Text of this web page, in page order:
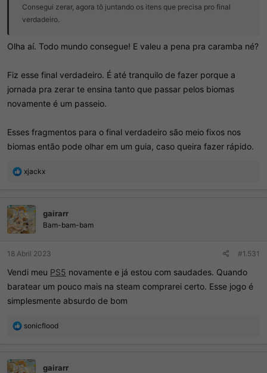
Consegui zerar, agora tô juntando os itens que precisa pro final
verdadeiro.
Olha aí. Todo mundo consegue! E valeu a pena pra caramba né?
Fiz esse final verdadeiro. É até tranquilo de fazer porque a
jornada pra zerar te ensina tanto que passar pelos biomas
novamente é um passeio.
Esses fragmentos para o final verdadeiro são meio fixos nos
biomas então pode olhar em um guia, caso queira fazer rápido.
R
ç
õ
e
s
xjackx
gairarr
Bam-bam-bam
18 Abril 2023 #1.531
Vendi meu PS5 novamente e já estou com saudades. Quando
baratear um pouco mais na steam comprarei certo. Esse jogo é
simplesmente absurdo de bom
R
ç
õ
sonicflood
gairarr